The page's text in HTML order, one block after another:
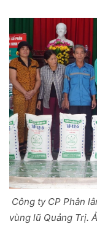
Công ty CP Phân
vùng lũ Quảng Trị.